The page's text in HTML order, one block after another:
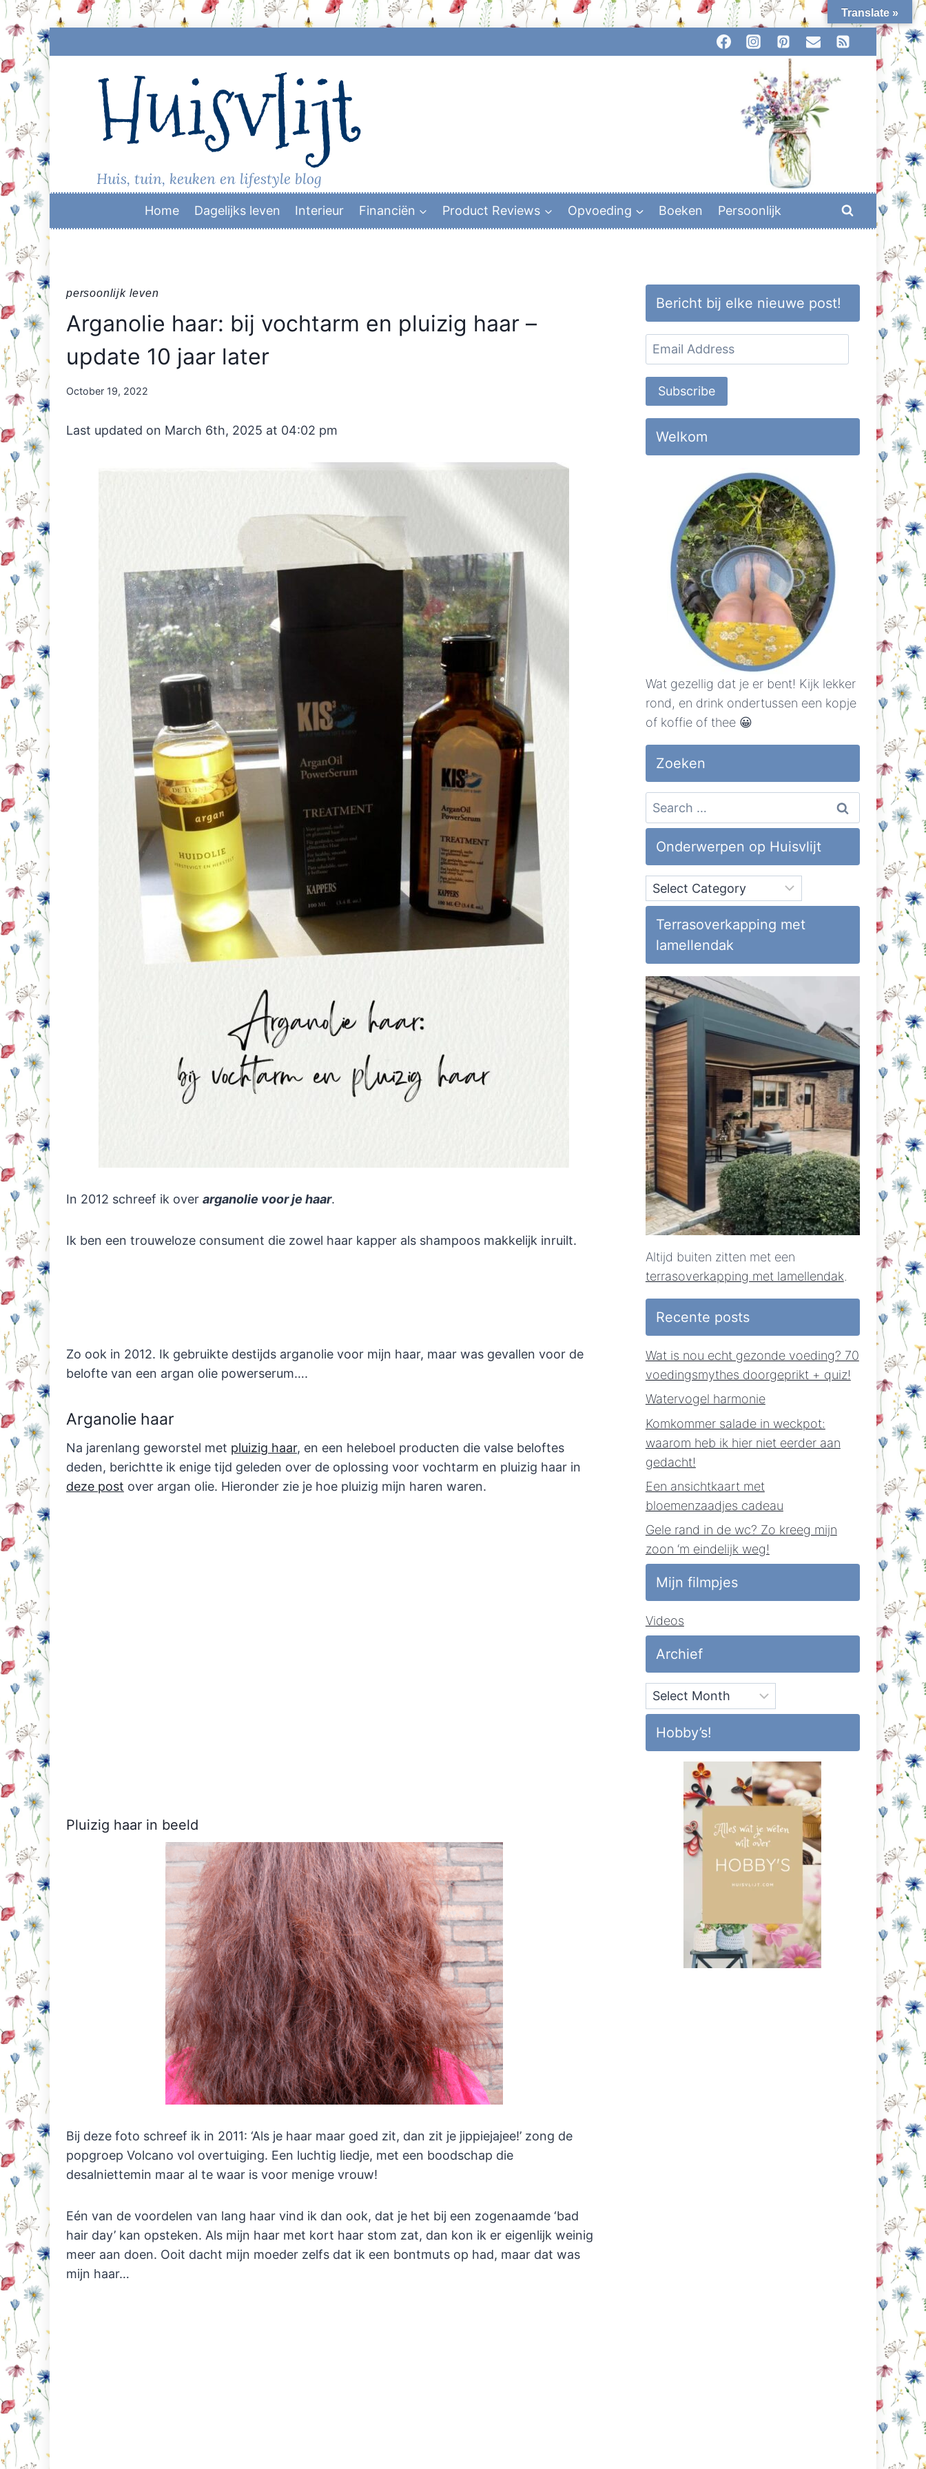
Skip
to
Huisvlijt
Huis, tuin, keuken en lifestyle blog
Home Dagelijks leven Interieur Financiën Product Reviews Opvoeding Boeken Persoonlijk
persoonlijk leven
Arganolie haar: bij vochtarm en pluizig haar –
update 10 jaar later
By
October 19, 2022
Last updated on March 6th, 2025 at 04:02 pm
In 2012 schreef ik over arganolie voor je haar.
Ik ben een trouweloze consument die zowel haar kapper als shampoos makkelijk inruilt.
Zo ook in 2012. Ik gebruikte destijds arganolie voor mijn haar, maar was gevallen voor de
belofte van een argan olie powerserum….
Arganolie haar
Na jarenlang geworstel met pluizig haar, en een heleboel producten die valse beloftes
deden, berichtte ik enige tijd geleden over de oplossing voor vochtarm en pluizig haar in
deze post over argan olie. Hieronder zie je hoe pluizig mijn haren waren.
Pluizig haar in beeld
Bij deze foto schreef ik in 2011: ‘Als je haar maar goed zit, dan zit je jippiejajee!’ zong de
popgroep Volcano vol overtuiging. Een luchtig liedje, met een boodschap die
desalniettemin maar al te waar is voor menige vrouw!
Eén van de voordelen van lang haar vind ik dan ook, dat je het bij een zogenaamde ‘bad
hair day’ kan opsteken. Als mijn haar met kort haar stom zat, dan kon ik er eigenlijk weinig
meer aan doen. Ooit dacht mijn moeder zelfs dat ik een bontmuts op had, maar dat was
mijn haar…
Bericht bij elke nieuwe post!
Email
Address
Subscribe
Welkom
Wat gezellig dat je er bent! Kijk lekker
rond, en drink ondertussen een kopje
of koffie of thee 😀
Zoeken
Search
for:
Onderwerpen op Huisvlijt
Onderwerpen
op
Huisvlijt
Terrasoverkapping met
lamellendak
Altijd buiten zitten met een
terrasoverkapping met lamellendak.
Recente posts
Wat is nou echt gezonde voeding? 70
voedingsmythes doorgeprikt + quiz!
Watervogel harmonie
Komkommer salade in weckpot:
waarom heb ik hier niet eerder aan
gedacht!
Een ansichtkaart met
bloemenzaadjes cadeau
Gele rand in de wc? Zo kreeg mijn
zoon ‘m eindelijk weg!
Mijn filmpjes
Videos
Archief
Archief
Hobby’s!
Translate »